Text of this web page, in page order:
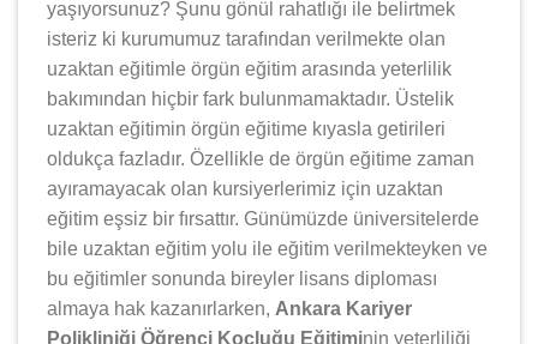
yaşıyorsunuz? Şunu gönül rahatlığı ile belirtmek
isteriz ki kurumumuz tarafından verilmekte olan
uzaktan eğitimle örgün eğitim arasında yeterlilik
bakımından hiçbir fark bulunmamaktadır. Üstelik
uzaktan eğitimin örgün eğitime kıyasla getirileri
oldukça fazladır. Özellikle de örgün eğitime zaman
ayıramayacak olan kursiyerlerimiz için uzaktan
eğitim eşsiz bir fırsattır. Günümüzde üniversitelerde
bile uzaktan eğitim yolu ile eğitim verilmekteyken ve
bu eğitimler sonunda bireyler lisans diploması
almaya hak kazanırlarken, Ankara Kariyer
Polikliniği Öğrenci Koçluğu Eğitiminin yeterliliği